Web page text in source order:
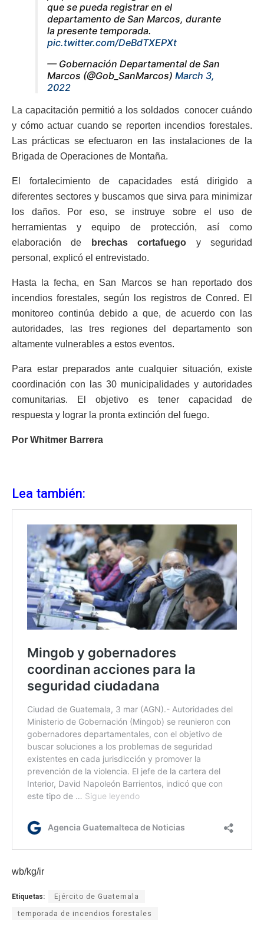
que se pueda registrar en el
departamento de San Marcos, durante
la presente temporada.
pic.twitter.com/DeBdTXEPXt
— Gobernación Departamental de San
Marcos (@Gob_SanMarcos) March 3,
2022
La capacitación permitió a los soldados conocer cuándo
y cómo actuar cuando se reporten incendios forestales.
Las prácticas se efectuaron en las instalaciones de la
Brigada de Operaciones de Montaña.
El fortalecimiento de capacidades está dirigido a
diferentes sectores y buscamos que sirva para minimizar
los daños. Por eso, se instruye sobre el uso de
herramientas y equipo de protección, así como
elaboración de
brechas cortafuego y seguridad
personal, explicó el entrevistado.
Hasta la fecha, en San Marcos se han reportado dos
incendios forestales, según los registros de Conred. El
monitoreo continúa debido a que, de acuerdo con las
autoridades, las tres regiones del departamento son
altamente vulnerables a estos eventos.
Para estar preparados ante cualquier situación, existe
coordinación con las 30 municipalidades y autoridades
comunitarias. El objetivo es tener capacidad de
respuesta y lograr la pronta extinción del fuego.
Por Whitmer Barrera
Lea también:
wb/kg/ir
Etiquetas: Ejército de Guatemala
temporada de incendios forestales